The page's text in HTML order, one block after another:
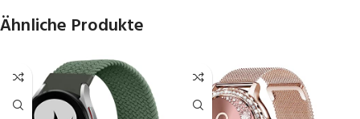
Ähnliche Produkte